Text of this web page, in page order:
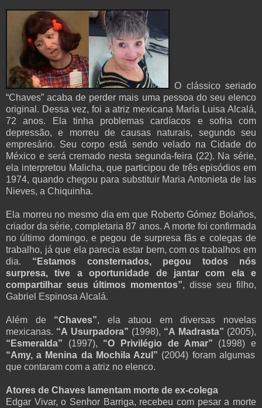
O clássico seriado
“Chaves” acaba de perder mais uma pessoa do seu elenco
original. Dessa vez, foi a atriz mexicana María Luisa Alcalá,
72 anos. Ela tinha problemas cardíacos e sofria com
depressão, e morreu de causas naturais, segundo seu
empresário. Seu corpo está sendo velado na Cidade do
México e será cremado nesta segunda-feira (22). Na série,
ela interpretou Malicha, que participou de três episódios em
1974, quando chegou para substituir Maria Antonieta de las
Nieves, a Chiquinha.
Ela morreu no mesmo dia em que Roberto Gómez Bolaños,
criador da série, completaria 87 anos. A morte foi confirmada
no último domingo, e pegou de surpresa fãs e colegas de
trabalho, já que ela parecia estar bem, com os trabalhos em
dia. “Estamos consternados, pegou todos nós
surpresa, tive a oportunidade de jantar com ela e
compartilhar seus últimos momentos”, disse seu filho,
Gabriel Espinosa Alcalá.
Além de“Chaves”, ela atuou em diversas novelas
mexicanas. “A Usurpadora” (1998), “A Madrasta” (2005),
“Esmeralda” (1997), “O Privilégio de Amar” (1998) e
“Amy, a Menina da Mochila Azul” (2004) foram algumas
que contaram com a atriz no elenco.
Atores de Chaves lamentam morte de ex-colega
Edgar Vivar, o Senhor Barriga, recebeu com pesar a morte